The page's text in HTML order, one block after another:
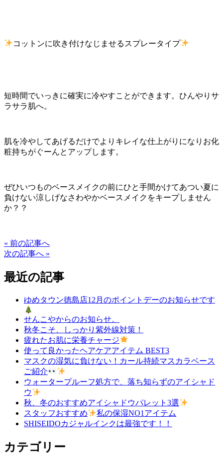
コットンに吹き付けなじませるスプレータイプ
短時間でいっきに確実に冷やすことができます。ひんやりサ
ラサラ肌へ。
肌を冷やしてあげるだけでよりキレイな仕上がりになりお化
粧持ちがぐーんとアップします。
ぜひいつものベースメイクの前にひと手間かけてあつい夏に
負けない涼しげなさわやかベースメイクをキープしません
か？？
« 前の記事へ
次の記事へ »
最近の記事
ゆめタウン徳島店12月のポイントデーのお知らせです
せんこやからのお知らせ。
秋冬こそ、しっかり紫外線対策！
疲れたお肌に栄養チャージ
使って良かったヘアケアアイテム BEST3
マスクの湿気に負けない！カール持続マスカラベース
ご紹介
ウォータープルーフ処方で、落ち知らずのアイシャド
ウ
秋、冬のおすすめアイシャドウパレット3選
スタッフおすすめ
私の保湿NO1アイテム
SHISEIDOカジャルインクは最強です！！
カテゴリー